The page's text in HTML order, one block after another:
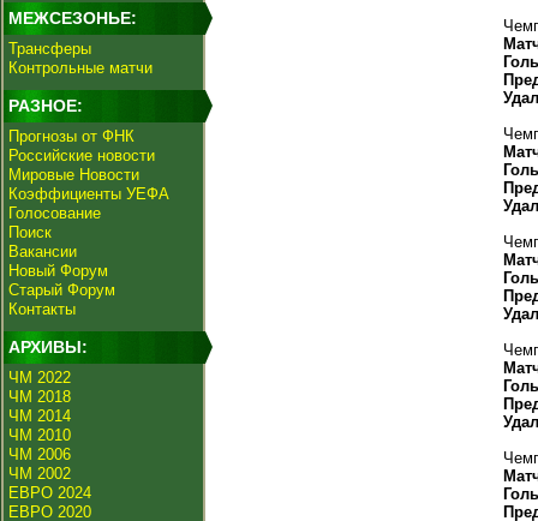
МЕЖСЕЗОНЬЕ:
Трансферы
Контрольные матчи
РАЗНОЕ:
Прогнозы от ФНК
Российские новости
Мировые Новости
Коэффициенты УЕФА
Голосование
Поиск
Вакансии
Новый Форум
Старый Форум
Контакты
АРХИВЫ:
ЧМ 2022
ЧМ 2018
ЧМ 2014
ЧМ 2010
ЧМ 2006
ЧМ 2002
ЕВРО 2024
ЕВРО 2020